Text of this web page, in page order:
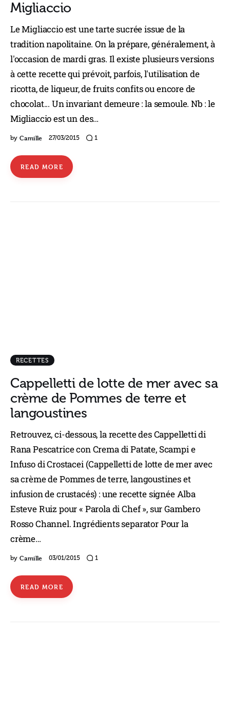
Migliaccio
Le Migliaccio est une tarte sucrée issue de la
tradition napolitaine. On la prépare, généralement, à
l'occasion de mardi gras. Il existe plusieurs versions
à cette recette qui prévoit, parfois, l'utilisation de
ricotta, de liqueur, de fruits confits ou encore de
chocolat... Un invariant demeure : la semoule. Nb : le
Migliaccio est un des…
by Camille 27/03/2015 1
READ MORE
RECETTES
Cappelletti de lotte de mer avec sa
crème de Pommes de terre et
langoustines
Retrouvez, ci-dessous, la recette des Cappelletti di
Rana Pescatrice con Crema di Patate, Scampi e
Infuso di Crostacei (Cappelletti de lotte de mer avec
sa crème de Pommes de terre, langoustines et
infusion de crustacés) : une recette signée Alba
Esteve Ruiz pour « Parola di Chef », sur Gambero
Rosso Channel. Ingrédients separator Pour la
crème…
by Camille 03/01/2015 1
READ MORE